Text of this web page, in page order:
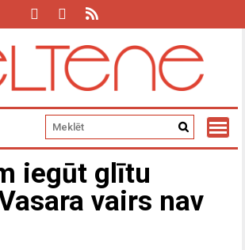
iegūt glītu
vairs nav